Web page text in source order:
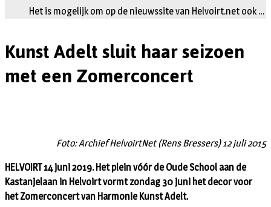
Het is mogelijk om op de nieuwssite van Helvoirt.net ook …
Kunst Adelt sluit haar seizoen
met een Zomerconcert
Foto: Archief HelvoirtNet (Rens Bressers) 12 juli 2015
HELVOIRT 14 juni 2019. Het plein vóór de Oude School aan de
Kastanjelaan in Helvoirt vormt zondag 30 juni het decor voor
het Zomerconcert van Harmonie Kunst Adelt.